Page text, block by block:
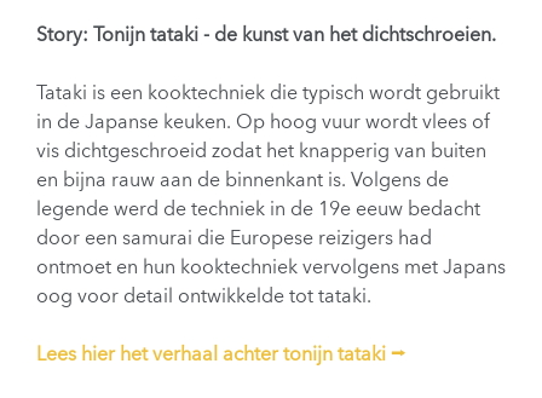
Story: Tonijn tataki - de kunst van het dichtschroeien.
Tataki is een kooktechniek die typisch wordt gebruikt
in de Japanse keuken. Op hoog vuur wordt vlees of
vis dichtgeschroeid zodat het knapperig van buiten
en bijna rauw aan de binnenkant is. Volgens de
legende werd de techniek in de 19e eeuw bedacht
door een samurai die Europese reizigers had
ontmoet en hun kooktechniek vervolgens met Japans
oog voor detail ontwikkelde tot tataki.
Lees hier het verhaal achter tonijn tataki ⭢